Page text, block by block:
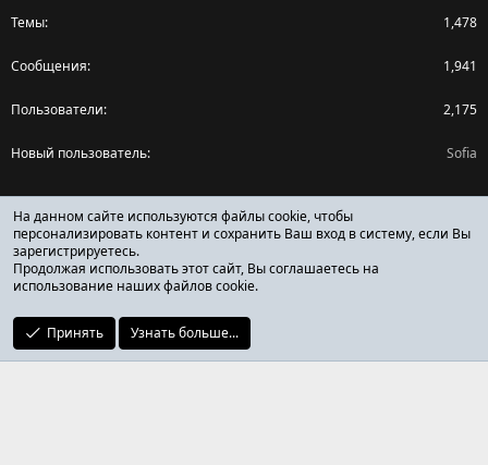
Темы 1,478
Сообщения 1,941
Пользователи 2,175
Новый пользователь Sofia
Поделиться страницей
Facebook
X (Twitter)
Reddit
ОТЗЫВЫ ОНЛАЙН ФОРУМ
На данном сайте используются файлы cookie, чтобы
персонализировать контент и сохранить Ваш вход в систему, если Вы
зарегистрируетесь.
Продолжая использовать этот сайт, Вы соглашаетесь на
использование наших файлов cookie.
Принять Узнать больше...